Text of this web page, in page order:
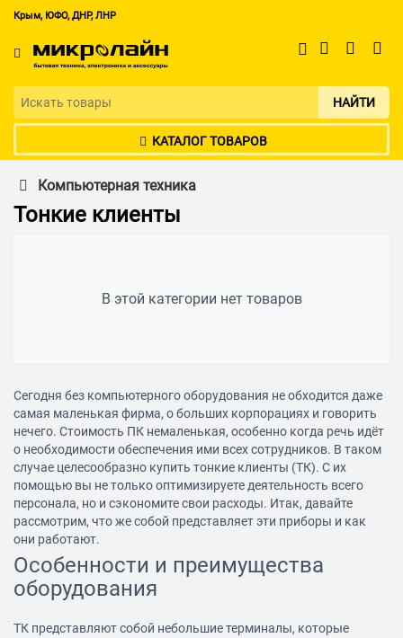
Крым, ЮФО, ДНР, ЛНР
НАЙТИ
КАТАЛОГ ТОВАРОВ
Компьютерная техника
Тонкие клиенты
В этой категории нет товаров
Сегодня без компьютерного оборудования не обходится даже
самая маленькая фирма, о больших корпорациях и говорить
нечего. Стоимость ПК немаленькая, особенно когда речь идёт
о необходимости обеспечения ими всех сотрудников. В таком
случае целесообразно купить тонкие клиенты (ТК). С их
помощью вы не только оптимизируете деятельность всего
персонала, но и сэкономите свои расходы. Итак, давайте
рассмотрим, что же собой представляет эти приборы и как
они работают.
Особенности и преимущества
оборудования
ТК представляют собой небольшие терминалы, которые